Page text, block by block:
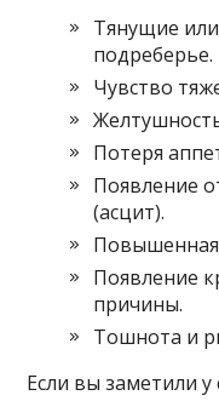
Тянущие
подреберье.
Чувство
Потеря
Появление
(асцит).
Повышенная
Появление
причины.
Тошнота и
Если вы заметили у